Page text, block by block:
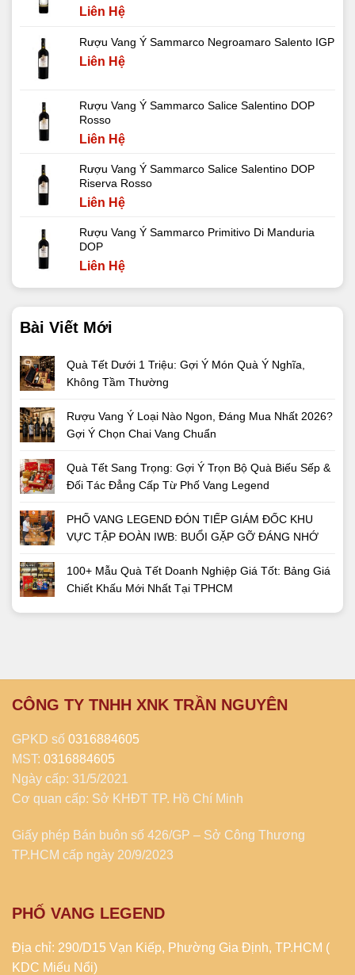
Liên Hệ
Rượu Vang Ý Sammarco Negroamaro Salento IGP
Liên Hệ
Rượu Vang Ý Sammarco Salice Salentino DOP
Rosso
Liên Hệ
Rượu Vang Ý Sammarco Salice Salentino DOP
Riserva Rosso
Liên Hệ
Rượu Vang Ý Sammarco Primitivo Di Manduria
DOP
Liên Hệ
Bài Viết Mới
Quà Tết Dưới 1 Triệu: Gợi Ý Món Quà Ý Nghĩa,
Không Tầm Thường
Rượu Vang Ý Loại Nào Ngon, Đáng Mua Nhất 2026?
Gợi Ý Chọn Chai Vang Chuẩn
Quà Tết Sang Trọng: Gợi Ý Trọn Bộ Quà Biếu Sếp &
Đối Tác Đẳng Cấp Từ Phố Vang Legend
PHỐ VANG LEGEND ĐÓN TIẾP GIÁM ĐỐC KHU
VỰC TẬP ĐOÀN IWB: BUỔI GẶP GỠ ĐÁNG NHỚ
100+ Mẫu Quà Tết Doanh Nghiệp Giá Tốt: Bảng Giá
Chiết Khấu Mới Nhất Tại TPHCM
CÔNG TY TNHH XNK TRẦN NGUYÊN
GPKD số 0316884605
MST: 0316884605
Ngày cấp: 31/5/2021
Cơ quan cấp: Sở KHĐT TP. Hồ Chí Minh
Giấy phép Bán buôn số 426/GP – Sở Công Thương
TP.HCM cấp ngày 20/9/2023
PHỐ VANG LEGEND
Địa chỉ: 290/D15 Vạn Kiếp, Phường Gia Định, TP.HCM (
KDC Miếu Nổi)